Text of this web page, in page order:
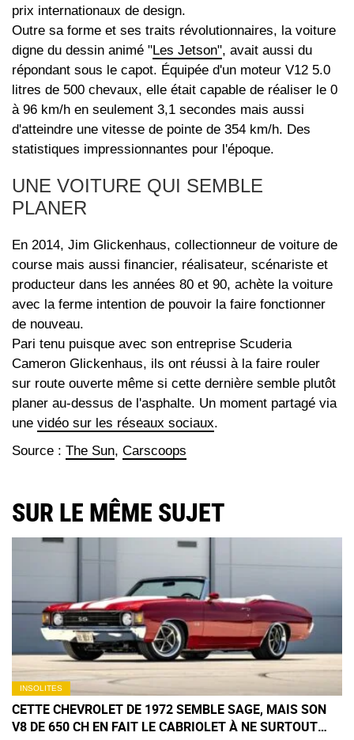
prix internationaux de design.
Outre sa forme et ses traits révolutionnaires, la voiture
digne du dessin animé "Les Jetson", avait aussi du
répondant sous le capot. Équipée d'un moteur V12 5.0
litres de 500 chevaux, elle était capable de réaliser le 0
à 96 km/h en seulement 3,1 secondes mais aussi
d'atteindre une vitesse de pointe de 354 km/h. Des
statistiques impressionnantes pour l'époque.
UNE VOITURE QUI SEMBLE
PLANER
En 2014, Jim Glickenhaus, collectionneur de voiture de
course mais aussi financier, réalisateur, scénariste et
producteur dans les années 80 et 90, achète la voiture
avec la ferme intention de pouvoir la faire fonctionner
de nouveau.
Pari tenu puisque avec son entreprise Scuderia
Cameron Glickenhaus, ils ont réussi à la faire rouler
sur route ouverte même si cette dernière semble plutôt
planer au-dessus de l'asphalte. Un moment partagé via
une vidéo sur les réseaux sociaux.
Source : The Sun, Carscoops
SUR LE MÊME SUJET
INSOLITES
CETTE CHEVROLET DE 1972 SEMBLE SAGE, MAIS SON
V8 DE 650 CH EN FAIT LE CABRIOLET À NE SURTOUT